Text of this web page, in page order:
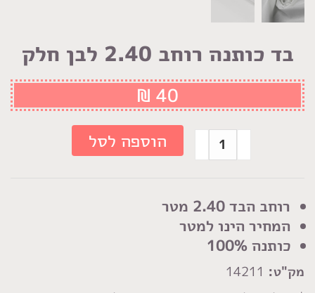
בד כותנה רוחב 2.40 לבן חלק
רוחב הבד 2.40 מטר
המחיר הינו למטר
כותנה 100%
מק"ט:
₪ 40
כמות
של
כותנה
רוחב
2.40
לבן
חלק
הוספה לסל